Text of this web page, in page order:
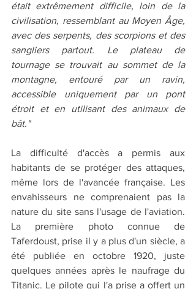
était extrêmement difficile, loin de la
civilisation, ressemblant au Moyen Âge,
avec des serpents, des scorpions et des
sangliers partout. Le plateau de
tournage se trouvait au sommet de la
montagne, entouré par un ravin,
accessible uniquement par un pont
étroit et en utilisant des animaux de
bât."
La difficulté d'accès a permis aux
habitants de se protéger des attaques,
même lors de l'avancée française. Les
envahisseurs ne comprenaient pas la
nature du site sans l'usage de l'aviation.
La première photo connue de
Taferdoust, prise il y a plus d'un siècle, a
été publiée en octobre 1920, juste
quelques années après le naufrage du
Titanic. Le pilote qui l'a prise a offert un